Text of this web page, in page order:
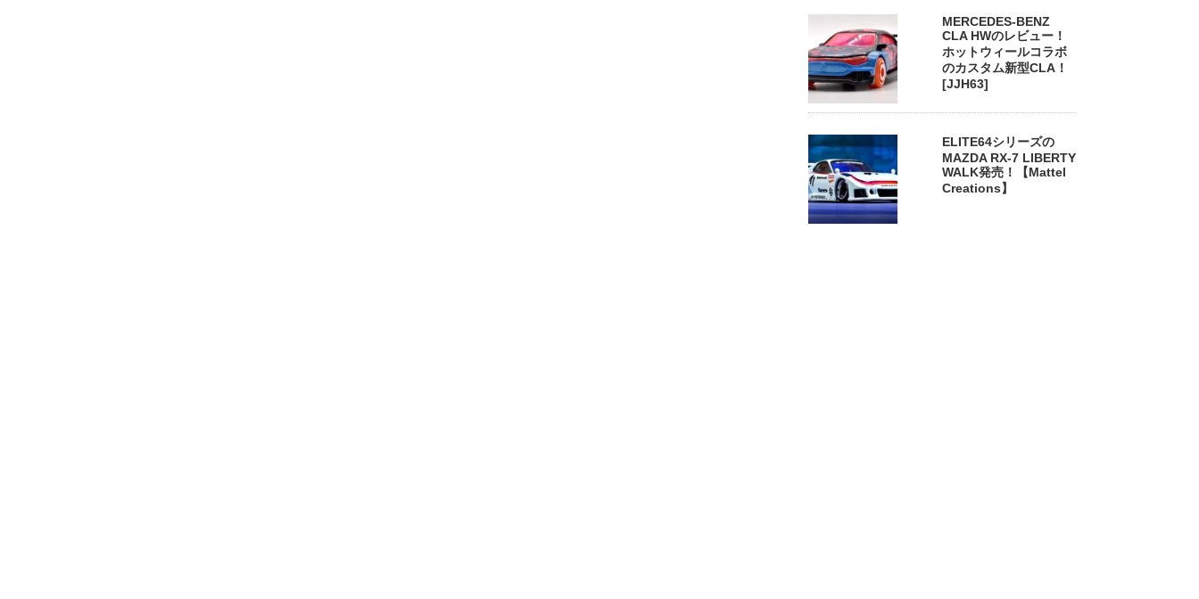
MERCEDES-BENZ
CLA HWのレビュー！
ホットウィールコラボ
のカスタム新型CLA！
[JJH63]
ELITE64シリーズの
MAZDA RX-7 LIBERTY
WALK発売！【Mattel
Creations】